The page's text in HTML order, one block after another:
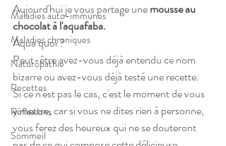
Maladies auto-immunes
Maladies chroniques
Naturopathie
Recettes
Réflexions
Sommeil
Aujourd'hui je vous partage une mousse au
chocolat à l'aquafaba.
Aqua quoi ?
Peut-être avez-vous déjà entendu ce nom
bizarre ou avez-vous déjà testé une recette.
Si ce n'est pas le cas, c'est le moment de vous
y mettre, car si vous ne dites rien à personne,
vous ferez des heureux qui ne se douteront